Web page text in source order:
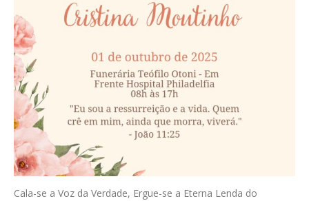
Cala-se a Voz da Verdade, Ergue-se a Eterna Lenda do